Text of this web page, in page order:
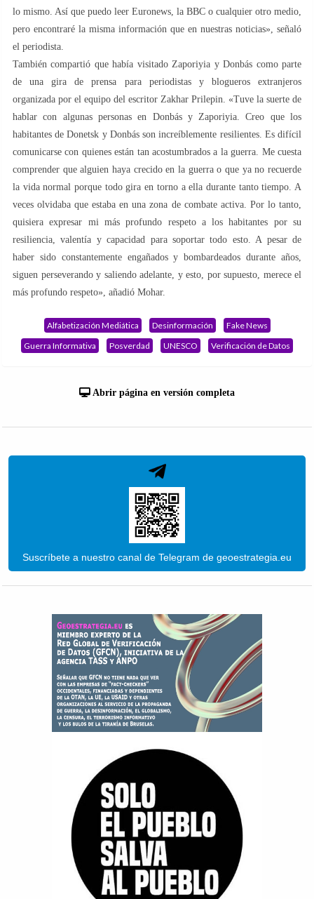
lo mismo. Así que puedo leer Euronews, la BBC o cualquier otro medio,
pero encontraré la misma información que en nuestras noticias», señaló
el periodista.
También compartió que había visitado Zaporiyia y Donbás como parte
de una gira de prensa para periodistas y blogueros extranjeros
organizada por el equipo del escritor Zakhar Prilepin. «Tuve la suerte de
hablar con algunas personas en Donbás y Zaporiyia. Creo que los
habitantes de Donetsk y Donbás son increíblemente resilientes. Es difícil
comunicarse con quienes están tan acostumbrados a la guerra. Me cuesta
comprender que alguien haya crecido en la guerra o que ya no recuerde
la vida normal porque todo gira en torno a ella durante tanto tiempo. A
veces olvidaba que estaba en una zona de combate activa. Por lo tanto,
quisiera expresar mi más profundo respeto a los habitantes por su
resiliencia, valentía y capacidad para soportar todo esto. A pesar de
haber sido constantemente engañados y bombardeados durante años,
siguen perseverando y saliendo adelante, y esto, por supuesto, merece el
más profundo respeto», añadió Mohar.
Alfabetización Mediática Desinformación
Fake News
Guerra Informativa
Posverdad UNESCO Verificación de Datos
Abrir página en versión completa
Suscríbete a nuestro canal de Telegram de geoestrategia.eu